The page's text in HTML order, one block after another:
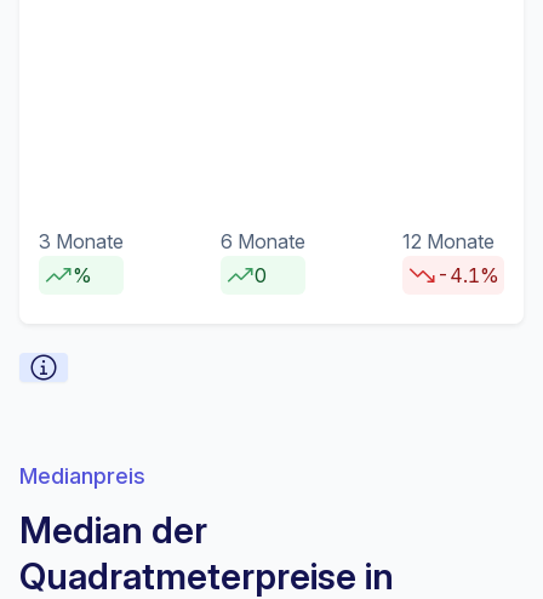
3 Monate
%
6 Monate
0
12 Monate
-4.1%
Medianpreis
Median der
Quadratmeterpreise in